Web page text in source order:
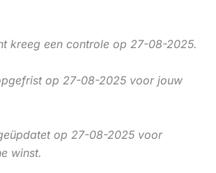
kreeg een controle op 27-08-2025.
op 27-08-2025 voor jouw
op 27-08-2025 voor
winst.